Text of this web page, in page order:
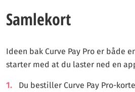
Samlekort
Ideen bak Curve Pay Pro er både
starter med at du laster ned en
Du bestiller Curve Pay Pro-